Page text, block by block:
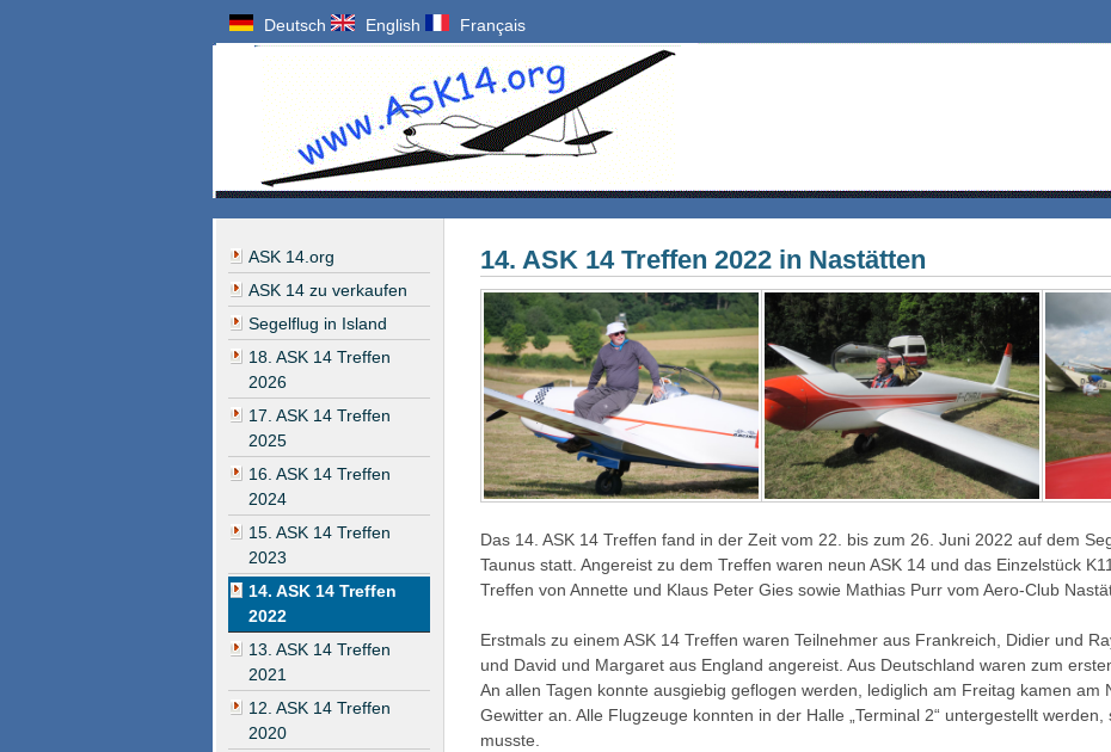
Deutsch English Français
ASK 14.org
ASK 14 zu verkaufen
Segelflug in Island
18. ASK 14 Treffen
2026
17. ASK 14 Treffen
2025
16. ASK 14 Treffen
2024
15. ASK 14 Treffen
2023
14. ASK 14 Treffen
2022
13. ASK 14 Treffen
2021
12. ASK 14 Treffen
2020
14. ASK 14 Treffen 2022 in Nastätten
Das 14. ASK 14 Treffen fand in der Zeit vom 22. bis zum 26. Juni 2022 auf dem
Taunus statt. Angereist zu dem Treffen waren neun ASK 14 und das Einzelstück
Treffen von Annette und Klaus Peter Gies sowie Mathias Purr vom Aero-Club
Erstmals zu einem ASK 14 Treffen waren Teilnehmer aus Frankreich, Didier und
und David und Margaret aus England angereist. Aus Deutschland waren zum
An allen Tagen konnte ausgiebig geflogen werden, lediglich am Freitag kamen am
Gewitter an. Alle Flugzeuge konnten in der Halle „Terminal 2“ untergestellt
musste.